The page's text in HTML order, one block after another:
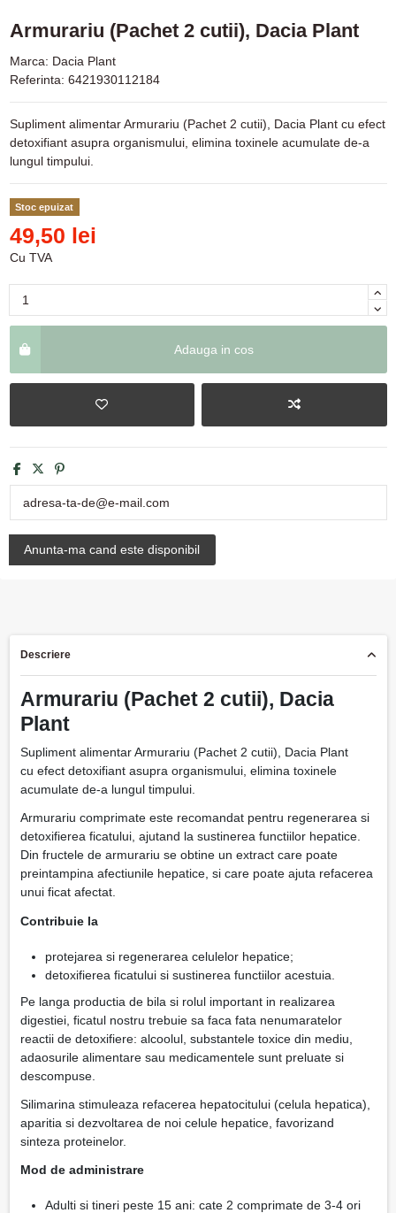
Armurariu (Pachet 2 cutii), Dacia Plant
Marca: Dacia Plant
Referinta: 6421930112184
Supliment alimentar Armurariu (Pachet 2 cutii), Dacia Plant cu efect
detoxifiant asupra organismului, elimina toxinele acumulate de-a
lungul timpului.
Stoc epuizat
49,50 lei
Cu TVA
Adauga in cos
Descriere
Armurariu (Pachet 2 cutii), Dacia
Plant
Supliment alimentar Armurariu (Pachet 2 cutii), Dacia Plant
cu efect detoxifiant asupra organismului, elimina toxinele
acumulate de-a lungul timpului.
Armurariu comprimate este recomandat pentru regenerarea si
detoxifierea ficatului, ajutand la sustinerea functiilor hepatice.
Din fructele de armurariu se obtine un extract care poate
preintampina afectiunile hepatice, si care poate ajuta refacerea
unui ficat afectat.
Contribuie la
protejarea si regenerarea celulelor hepatice;
detoxifierea ficatului si sustinerea functiilor acestuia.
Pe langa productia de bila si rolul important in realizarea
digestiei, ficatul nostru trebuie sa faca fata nenumaratelor
reactii de detoxifiere: alcoolul, substantele toxice din mediu,
adaosurile alimentare sau medicamentele sunt preluate si
descompuse.
Silimarina stimuleaza refacerea hepatocitului (celula hepatica),
aparitia si dezvoltarea de noi celule hepatice, favorizand
sinteza proteinelor.
Mod de administrare
Adulti si tineri peste 15 ani: cate 2 comprimate de 3-4 ori